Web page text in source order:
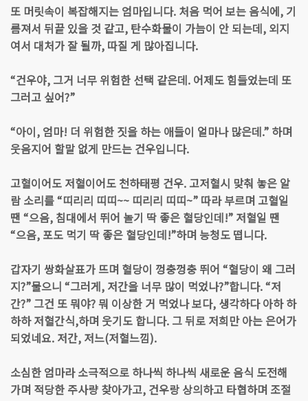
또 머릿속이 복잡해지는 엄마입니다. 처음 먹어 보는 음식에, 기
름져서 뒤끝 있을 것 같고, 탄수화물이 가늠이 안 되는데, 외지
여서 대처가 잘 될까, 따질 게 많아집니다.
“건우야, 그거 너무 위험한 선택 같은데. 어제도 힘들었는데 또
그러고 싶어?”
“아이, 엄마! 더 위험한 짓을 하는 애들이 얼마나 많은데.” 하며
웃음지어 할말 없게 만드는 건우입니다.
고혈이어도 저혈이어도 천하태평 건우. 고저혈시 맞춰 놓은 알
람 소리를 “띠리리 띠띠~~ 띠리리 띠띠~” 따라 부르며 고혈일
땐 “으음, 침대에서 뛰어 놀기 딱 좋은 혈당인데!” 저혈일 땐
“으음, 포도 먹기 딱 좋은 혈당인데!”하며 능청도 떱니다.
갑자기 쌍화살표가 뜨며 혈당이 껑충껑충 뛰어 “혈당이 왜 그러
지?”물으니 “그러게, 저간을 너무 많이 먹었나?”합니다. “저
간?” 그건 또 뭐야? 뭐 이상한 거 먹었나 보다, 생각하다 아하 하
하하 저혈간식,하며 웃기도 합니다. 그 뒤로 저희만 아는 은어가
되었네요. 저간, 저느(저혈느낌).
소심한 엄마라 소극적으로 하나씩 하나씩 새로운 음식 도전해
가며 적당한 주사량 찾아가고, 건우랑 상의하고 타협하며 조절